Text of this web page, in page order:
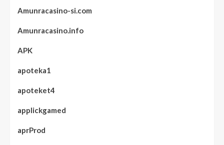
Amunracasino-si.com
Amunracasino.info
APK
apoteka1
apoteket4
applickgamed
aprProd